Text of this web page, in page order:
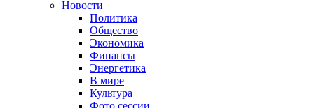
Новости
Политика
Общество
Экономика
Финансы
Энергетика
В мире
Культура
Фото сессии